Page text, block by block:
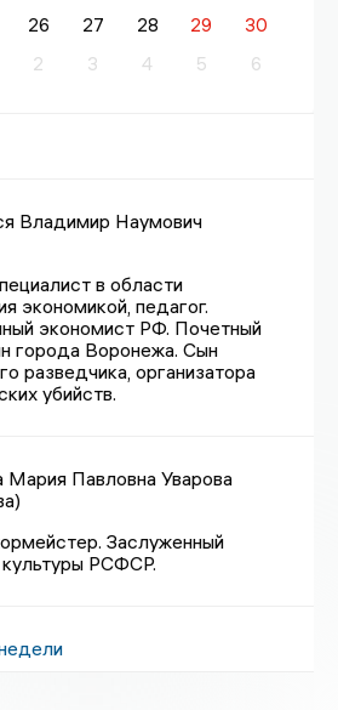
26 27 28 29
30
2 3 4 5 6
Владимир Наумович
в области
экономикой, педагог.
экономист РФ. Почетный
города Воронежа. Сын
разведчика, организатора
убийств.
Мария Павловна Уварова
Заслуженный
культуры РСФСР.